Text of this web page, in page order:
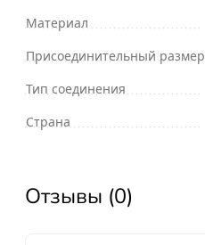
Материал
Присоединительный размер
Тип соединения
Страна
Отзывы (0)